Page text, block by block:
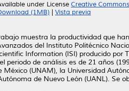
under License Creative
(1MB)
Vista previa
muestra la productividad que
del Instituto Politécnico
Information (ISI) producido por
periodo de análisis es de 21 años
México (UNAM), la Universidad
de Nuevo León (UANL). Se